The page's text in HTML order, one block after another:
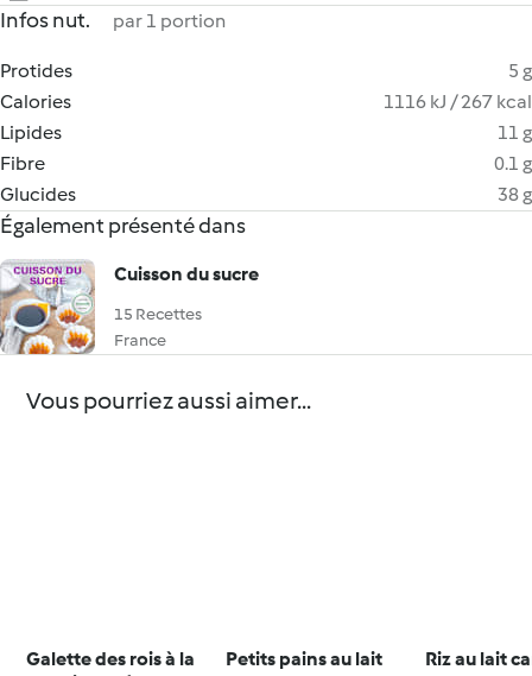
Infos nut. par 1 portion
Protides
5 g
Calories
1116 kJ / 267 kcal
Lipides
11 g
Fibre
0.1 g
Glucides
38 g
Également présenté dans
Cuisson du sucre
15 Recettes
France
Vous pourriez aussi aimer...
Galette des rois à la
Petits pains au lait Riz au lait